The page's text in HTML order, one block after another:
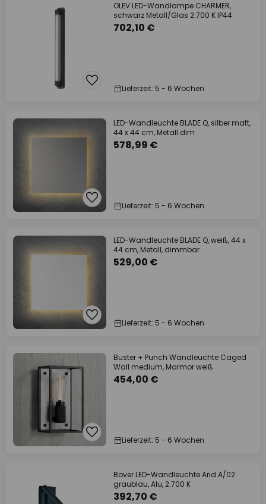
OLEV LED-Wandlampe CHARMER,
schwarz Metall/Glas 2.700 K IP44
702,10 €
Lieferzeit: 5 - 6 Wochen
LED-Wandleuchte BLADE Q, silber matt,
44 x 44 cm, Metall dim
578,99 €
Lieferzeit: 5 - 6 Wochen
LED-Wandleuchte BLADE Q, weiß, 44 x
44 cm, Metall, dimmbar
529,00 €
Lieferzeit: 5 - 6 Wochen
Buster + Punch Wandleuchte Caged
Wall medium, Marmor weiß
454,00 €
Lieferzeit: 5 - 6 Wochen
Bover LED-Wandleuchte Arid A/02
graublau, Alu, 2.700 K
392,70 €